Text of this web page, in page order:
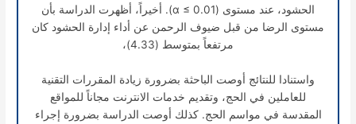
الحشود، عند مستوى (
α≤ 0.01). أخيراً، أظهرت الدراسة بأن
مستوى الرضا من قبل ضيوف الرحمن عن أداء إدارة الحشود كان
مرتفعاً بمتوسط (4.33)،
واستنادا للنتائج أوصت الباحثة بضرورة زيادة المقررات التقنية
للعاملين في الحج، وتقديم خدمات الانترنت مجاناً للمواقع
المقدسة في مواسم الحج. كذلك أوصت الدراسة بضرورة إجراء